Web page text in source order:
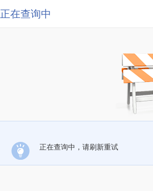
正在查询中
正在查询中，请刷新重试